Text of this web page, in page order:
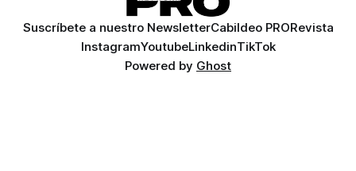
Suscríbete a nuestro NewsletterCabildeo PRORevista
InstagramYoutubeLinkedinTikTok
Powered by Ghost